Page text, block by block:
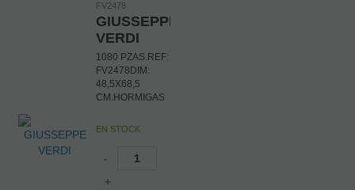
FV2478
GIUSSEPPE
VERDI
1080 PZAS.REF:
FV2478DIM:
48,5X68,5
CM.HORMIGAS
EN STOCK
-
+